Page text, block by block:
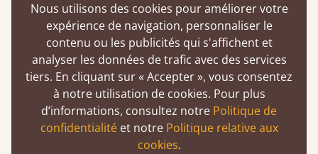
Assemblage à tenon et à mortaise
Cette technique de menuiserie existe depuis
2500 av. J.-C. Une méthode éprouvée
garantissant solidité et durabilité.
Nous utilisons des cookies pour améliorer votre
expérience de navigation, personnaliser le
contenu ou les publicités qui s'affichent et
analyser les données de trafic avec des services
tiers. En cliquant sur « Accepter », vous consentez
à notre utilisation de cookies. Pour plus
d’informations, consultez notre Politique de
confidentialitéet notre Politique relative aux
cookies.